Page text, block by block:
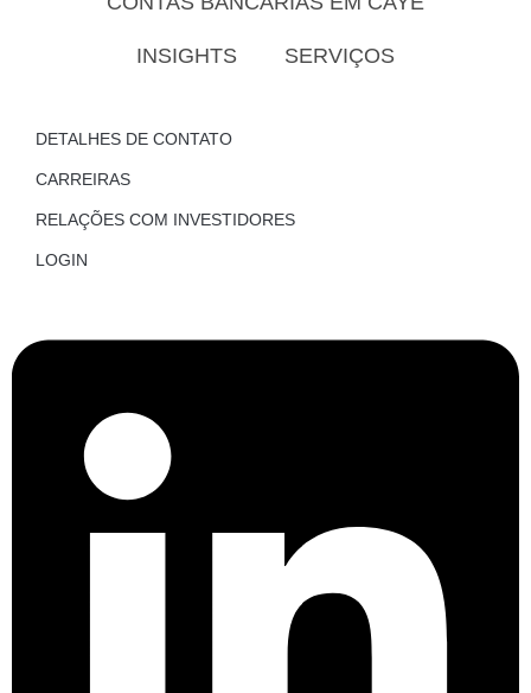
INSIGHTS SERVIÇOS
DETALHES DE CONTATO
CARREIRAS
RELAÇÕES COM INVESTIDORES
LOGIN